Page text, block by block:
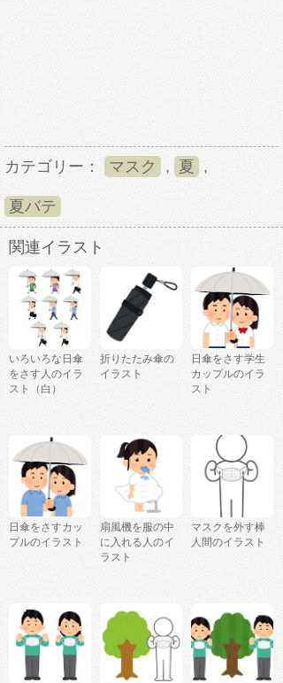
カテゴリー： マスク , 夏 ,
夏バテ
関連イラスト
いろいろな日傘
をさす人のイラ
スト（白）
折りたたみ傘の
イラスト
日傘をさす学生
カップルのイラ
スト
日傘をさすカッ
プルのイラスト
扇風機を服の中
に入れる人のイ
ラスト
マスクを外す棒
人間のイラスト